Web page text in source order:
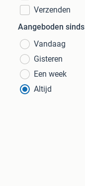
Verzenden
Aangeboden sinds
Vandaag
Gisteren
Een week
Altijd